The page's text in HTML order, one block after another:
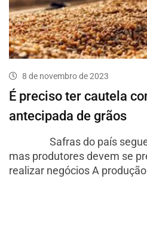
8 de novembro de 2023
É preciso ter cautela
antecipada de grãos
Safras do país seguem
mas produtores devem se
realizar negócios A